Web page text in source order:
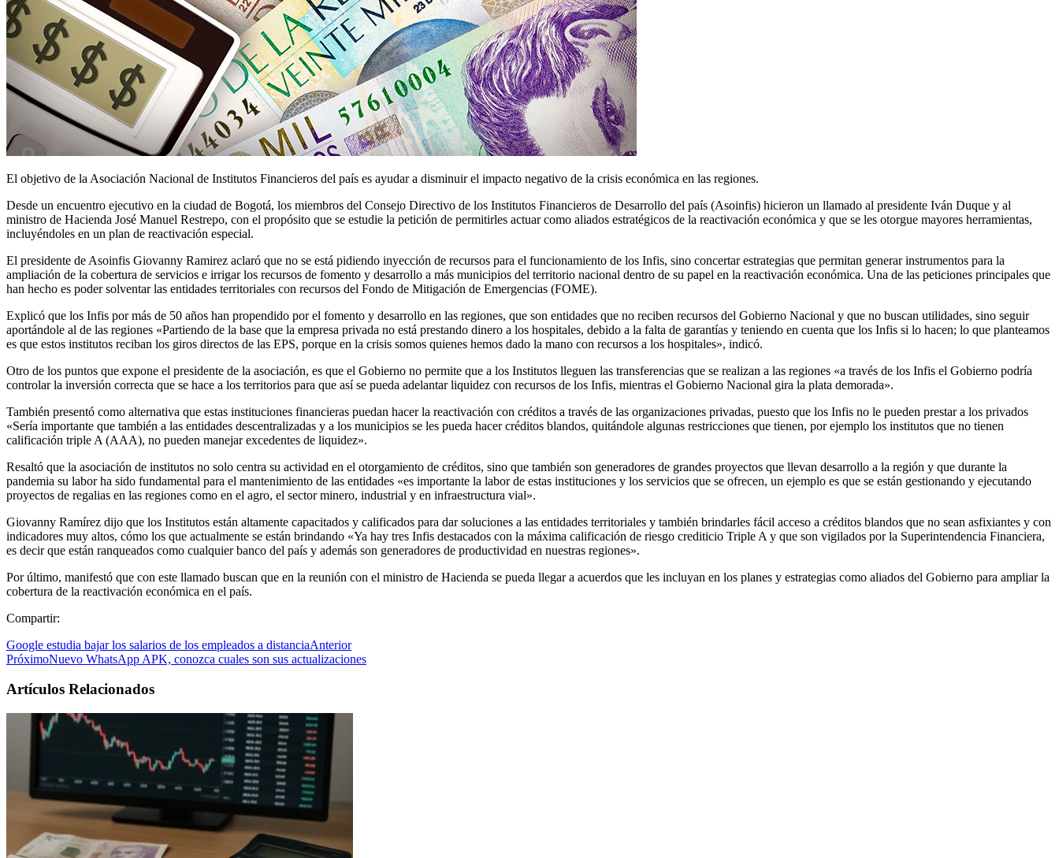
El objetivo de la Asociación Nacional de Institutos Financieros del país es ayudar a disminuir el impacto negativo de la crisis económica en las regiones.
Desde un encuentro ejecutivo en la ciudad de Bogotá, los miembros del Consejo Directivo de los Institutos Financieros de Desarrollo del país (Asoinfis) hicieron un llamado al presidente Iván Duque y al
ministro de Hacienda José Manuel Restrepo, con el propósito que se estudie la petición de permitirles actuar como aliados estratégicos de la reactivación económica y que se les otorgue mayores herramientas,
incluyéndoles en un plan de reactivación especial.
El presidente de Asoinfis Giovanny Ramirez aclaró que no se está pidiendo inyección de recursos para el funcionamiento de los Infis, sino concertar estrategias que permitan generar instrumentos para la
ampliación de la cobertura de servicios e irrigar los recursos de fomento y desarrollo a más municipios del territorio nacional dentro de su papel en la reactivación económica. Una de las peticiones principales que
han hecho es poder solventar las entidades territoriales con recursos del Fondo de Mitigación de Emergencias (FOME).
Explicó que los Infis por más de 50 años han propendido por el fomento y desarrollo en las regiones, que son entidades que no reciben recursos del Gobierno Nacional y que no buscan utilidades, sino seguir
aportándole al de las regiones «Partiendo de la base que la empresa privada no está prestando dinero a los hospitales, debido a la falta de garantías y teniendo en cuenta que los Infis si lo hacen; lo que planteamos
es que estos institutos reciban los giros directos de las EPS, porque en la crisis somos quienes hemos dado la mano con recursos a los hospitales», indicó.
Otro de los puntos que expone el presidente de la asociación, es que el Gobierno no permite que a los Institutos lleguen las transferencias que se realizan a las regiones «a través de los Infis el Gobierno podría
controlar la inversión correcta que se hace a los territorios para que así se pueda adelantar liquidez con recursos de los Infis, mientras el Gobierno Nacional gira la plata demorada».
También presentó como alternativa que estas instituciones financieras puedan hacer la reactivación con créditos a través de las organizaciones privadas, puesto que los Infis no le pueden prestar a los privados
«Sería importante que también a las entidades descentralizadas y a los municipios se les pueda hacer créditos blandos, quitándole algunas restricciones que tienen, por ejemplo los institutos que no tienen
calificación triple A (AAA), no pueden manejar excedentes de liquidez».
Resaltó que la asociación de institutos no solo centra su actividad en el otorgamiento de créditos, sino que también son generadores de grandes proyectos que llevan desarrollo a la región y que durante la
pandemia su labor ha sido fundamental para el mantenimiento de las entidades «es importante la labor de estas instituciones y los servicios que se ofrecen, un ejemplo es que se están gestionando y ejecutando
proyectos de regalias en las regiones como en el agro, el sector minero, industrial y en infraestructura vial».
Giovanny Ramírez dijo que los Institutos están altamente capacitados y calificados para dar soluciones a las entidades territoriales y también brindarles fácil acceso a créditos blandos que no sean asfixiantes y con
indicadores muy altos, cómo los que actualmente se están brindando «Ya hay tres Infis destacados con la máxima calificación de riesgo crediticio Triple A y que son vigilados por la Superintendencia Financiera,
es decir que están ranqueados como cualquier banco del país y además son generadores de productividad en nuestras regiones».
Por último, manifestó que con este llamado buscan que en la reunión con el ministro de Hacienda se pueda llegar a acuerdos que les incluyan en los planes y estrategias como aliados del Gobierno para ampliar la
cobertura de la reactivación económica en el país.
Compartir:
Google estudia bajar los salarios de los empleados a distanciaAnterior
PróximoNuevo WhatsApp APK, conozca cuales son sus actualizaciones
Artículos Relacionados